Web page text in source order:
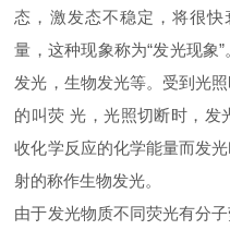
态，激发态不稳定，将很
量，这种现象称为“发光现象
发光，生物发光等。受到光
的叫荧 光，光照切断时，发
收化学反应的化学能量而发
射的称作生物发光。
由于发光物质不同荧光有分